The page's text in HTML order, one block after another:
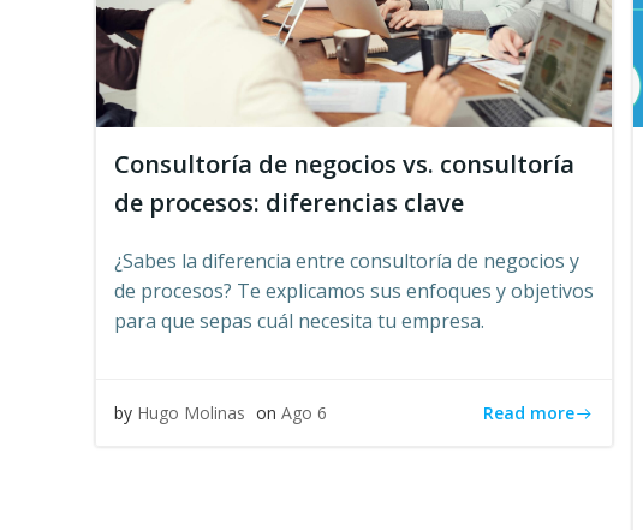
Consultoría de negocios vs. consultoría
de procesos: diferencias clave
¿Sabes la diferencia entre consultoría de negocios y
de procesos? Te explicamos sus enfoques y objetivos
para que sepas cuál necesita tu empresa.
by Hugo Molinas on Ago 6 Read more